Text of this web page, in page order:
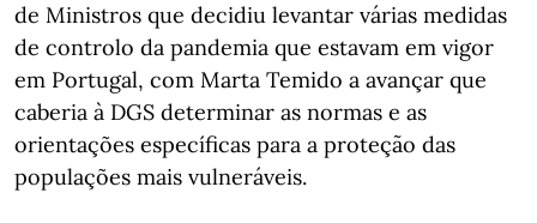
de Ministros que decidiu levantar várias medidas
de controlo da pandemia que estavam em vigor
em Portugal, com Marta Temido a avançar que
caberia à DGS determinar as normas e as
orientações específicas para a proteção das
populações mais vulneráveis.